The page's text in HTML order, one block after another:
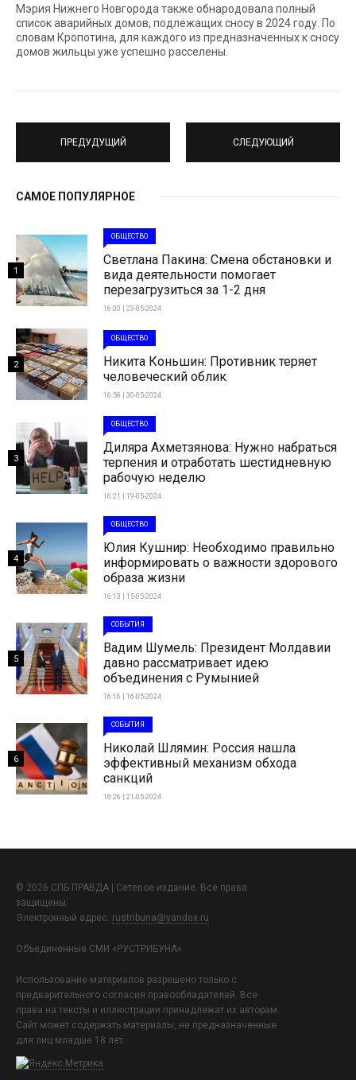
Мэрия Нижнего Новгорода также обнародовала полный
список аварийных домов, подлежащих сносу в 2024 году. По
словам Кропотина, для каждого из предназначенных к сносу
домов жильцы уже успешно расселены.
ПРЕДУДУЩИЙ СЛЕДУЮЩИЙ
САМОЕ ПОПУЛЯРНОЕ
ОБЩЕСТВО
Светлана Пакина: Смена обстановки и
вида деятельности помогает
перезагрузиться за 1-2 дня
16:30 | 23-05-2024
1
ОБЩЕСТВО
Никита Коньшин: Противник теряет
человеческий облик
16:56 | 30-05-2024
2
ОБЩЕСТВО
Диляра Ахметзянова: Нужно набраться
терпения и отработать шестидневную
рабочую неделю
16:21 | 19-05-2024
3
ОБЩЕСТВО
Юлия Кушнир: Необходимо правильно
информировать о важности здорового
образа жизни
16:13 | 15-05-2024
4
СОБЫТИЯ
Вадим Шумель: Президент Молдавии
давно рассматривает идею
объединения с Румынией
16:16 | 16-05-2024
5
СОБЫТИЯ
Николай Шлямин: Россия нашла
эффективный механизм обхода
санкций
16:26 | 21-05-2024
6
© 2026 СПБ ПРАВДА | Сетевое издание. Все права
защищены.
Электронный адрес: rustribuna@yandex.ru
Объединенные СМИ «РУСТРИБУНА»
Использование материалов разрешено только с
предварительного согласия правообладателей. Все
права на тексты и иллюстрации принадлежат их авторам.
Сайт может содержать материалы, не предназначенные
для лиц младше 18 лет.